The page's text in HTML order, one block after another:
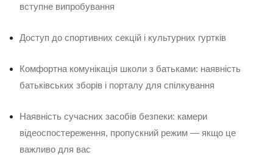
вступне випробування
Доступ до спортивних секцій і культурних гуртків
Комфортна комунікація школи з батьками: наявність
батьківських зборів і порталу для спілкування
Наявність сучасних засобів безпеки: камери
відеоспостереження, пропускний режим — якщо це
важливо для вас